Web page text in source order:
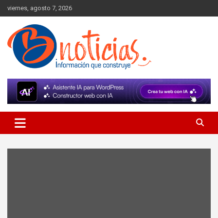
Skip
to
content
viernes, agosto 7, 2026
BNoticias